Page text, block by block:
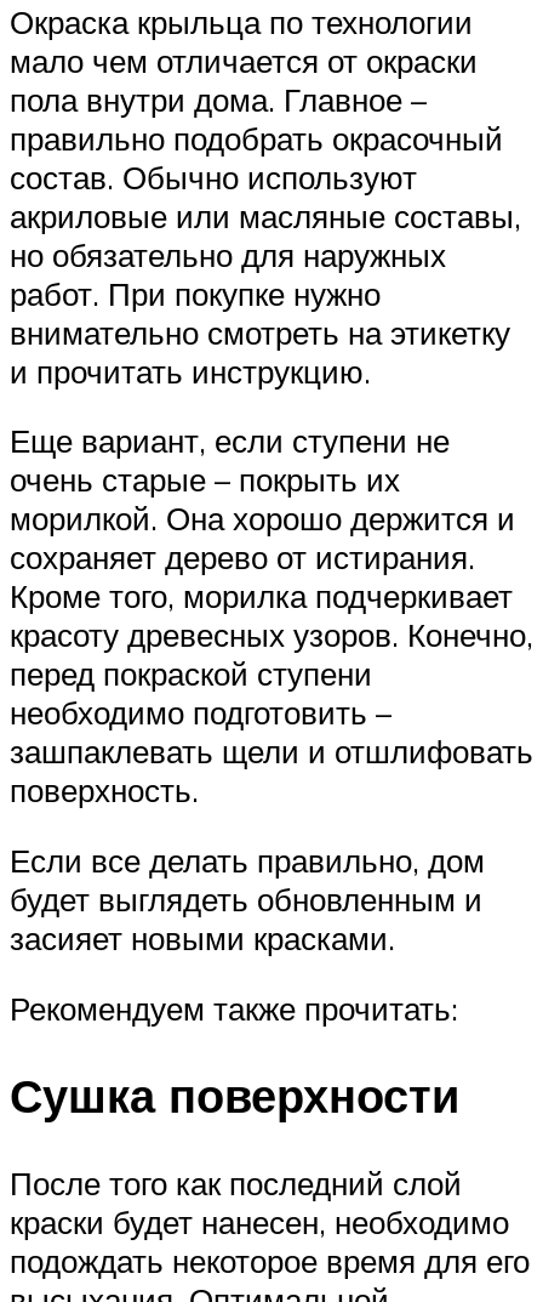
Окраска крыльца по технологии
мало чем отличается от окраски
пола внутри дома. Главное –
правильно подобрать окрасочный
состав. Обычно используют
акриловые или масляные составы,
но обязательно для наружных
работ. При покупке нужно
внимательно смотреть на этикетку
и прочитать инструкцию.
Еще вариант, если ступени не
очень старые – покрыть их
морилкой. Она хорошо держится и
сохраняет дерево от истирания.
Кроме того, морилка подчеркивает
красоту древесных узоров. Конечно,
перед покраской ступени
необходимо подготовить –
зашпаклевать щели и отшлифовать
поверхность.
Если все делать правильно, дом
будет выглядеть обновленным и
засияет новыми красками.
Рекомендуем также прочитать:
Сушка поверхности
После того как последний слой
краски будет нанесен, необходимо
подождать некоторое время для его